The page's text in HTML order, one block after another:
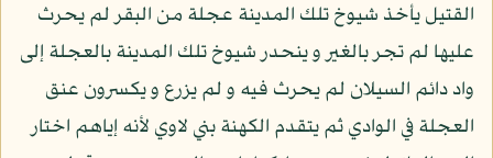
القتيل يأخذ شيوخ تلك المدينة عجلة من البقر لم يحرث
عليها لم تجر بالغير و ينحدر شيوخ تلك المدينة بالعجلة إلى
واد دائم السيلان لم يحرث فيه و لم يزرع و يكسرون عنق
العجلة في الوادي ثم يتقدم الكهنة بني لاوي لأنه إياهم اختار